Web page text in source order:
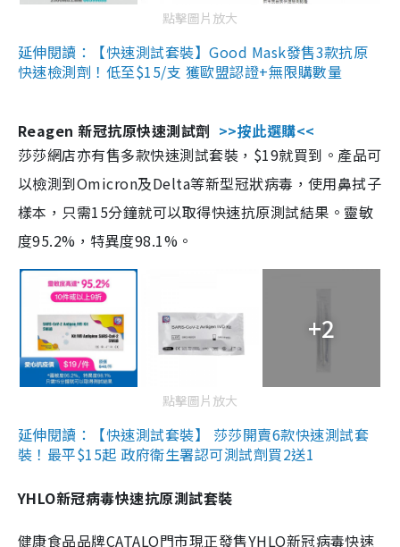
點擊圖片放大
延伸閱讀：【快速測試套裝】Good Mask發售3款抗原
快速檢測劑！低至$15/支 獲歐盟認證+無限購數量
Reagen 新冠抗原快速測試劑 >>按此選購<<
莎莎網店亦有售多款快速測試套裝，$19就買到。產品可
以檢測到Omicron及Delta等新型冠狀病毒，使用鼻拭子
樣本，只需15分鐘就可以取得快速抗原測試結果。靈敏
度95.2%，特異度98.1%。
+2
點擊圖片放大
延伸閱讀：【快速測試套裝】 莎莎開賣6款快速測試套
裝！最平$15起 政府衛生署認可測試劑買2送1
YHLO新冠病毒快速抗原測試套裝
健康食品品牌CATALO門市現正發售YHLO新冠病毒快速